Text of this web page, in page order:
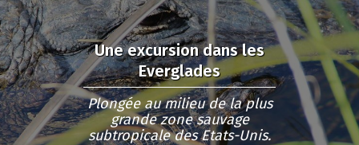
Une excursion dans les
Everglades
Plongée au milieu de la plus
grande zone sauvage
subtropicale des Etats-Unis.